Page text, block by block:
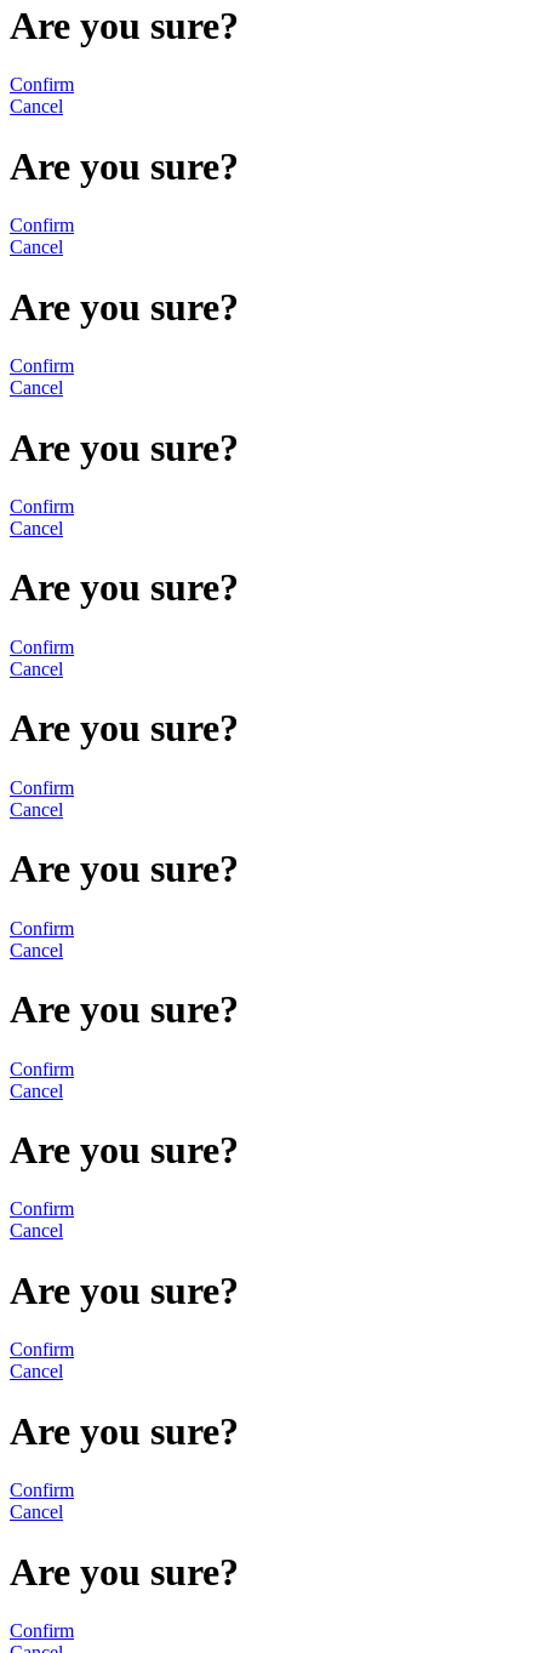
Are you sure?
Confirm
Cancel
Are you sure?
Confirm
Cancel
Are you sure?
Confirm
Cancel
Are you sure?
Confirm
Cancel
Are you sure?
Confirm
Cancel
Are you sure?
Confirm
Cancel
Are you sure?
Confirm
Cancel
Are you sure?
Confirm
Cancel
Are you sure?
Confirm
Cancel
Are you sure?
Confirm
Cancel
Are you sure?
Confirm
Cancel
Are you sure?
Confirm